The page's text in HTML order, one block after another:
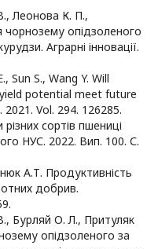
Леонова К. П.,
опідзоленого
Аграрні інновації.
Sun S., Wang Y. Will
potential meet future
Vol. 294. 126285.
сортів пшениці
НУС. 2022. Вип. 100. С.
А.Т. Продуктивність
добрив.
Бурляй О. Л., Притуляк
опідзоленого за